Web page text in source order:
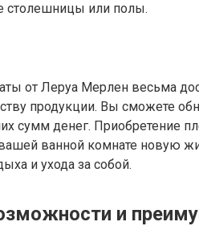
столешницы или полы.
от Леруа Мерлен весьма
продукции. Вы сможете
сумм денег. Приобретение
ванной комнате новую
и ухода за собой.
и